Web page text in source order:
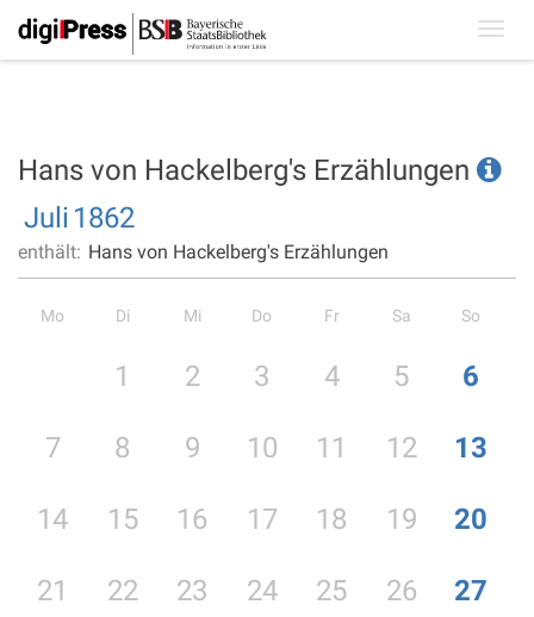
Hans von Hackelberg's Erzählungen
Juli 1862
enthält: Hans von Hackelberg's Erzählungen
Mo Di Mi Do Fr Sa So
1 2 3 4 5 6
7 8 9 10 11 12 13
14 15 16 17 18 19 20
21 22 23 24 25 26 27